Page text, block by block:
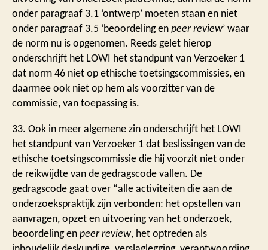
onder paragraaf 3.1 ‘ontwerp’ moeten staan en niet
onder paragraaf 3.5 ‘beoordeling enpeer review’ waar
de norm nu is opgenomen. Reeds gelet hierop
onderschrijft het LOWI het standpunt van Verzoeker 1
dat norm 46 niet op ethische toetsingscommissies, en
daarmee ook niet op hem als voorzitter van de
commissie, van toepassing is.
33. Ook in meer algemene zin onderschrijft het LOWI
het standpunt van Verzoeker 1 dat beslissingen van de
ethische toetsingscommissie die hij voorzit niet onder
de reikwijdte van de gedragscode vallen. De
gedragscode gaat over “alle activiteiten die aan de
onderzoekspraktijk zijn verbonden: het opstellen van
aanvragen, opzet en uitvoering van het onderzoek,
beoordeling enpeer review, het optreden als